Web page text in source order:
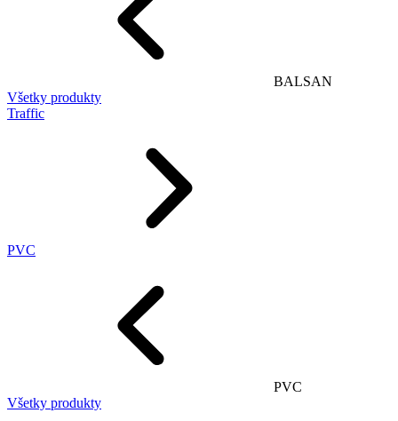
BALSAN
Všetky produkty
Traffic
PVC
PVC
Všetky produkty